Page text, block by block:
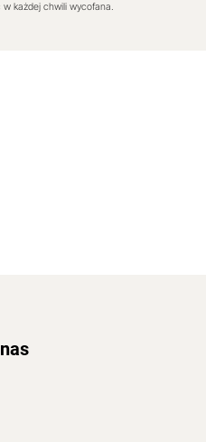
każdej chwili wycofana.